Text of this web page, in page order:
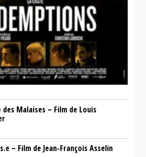
des Malaises – Film de Louis
– Film de Jean-François Asselin